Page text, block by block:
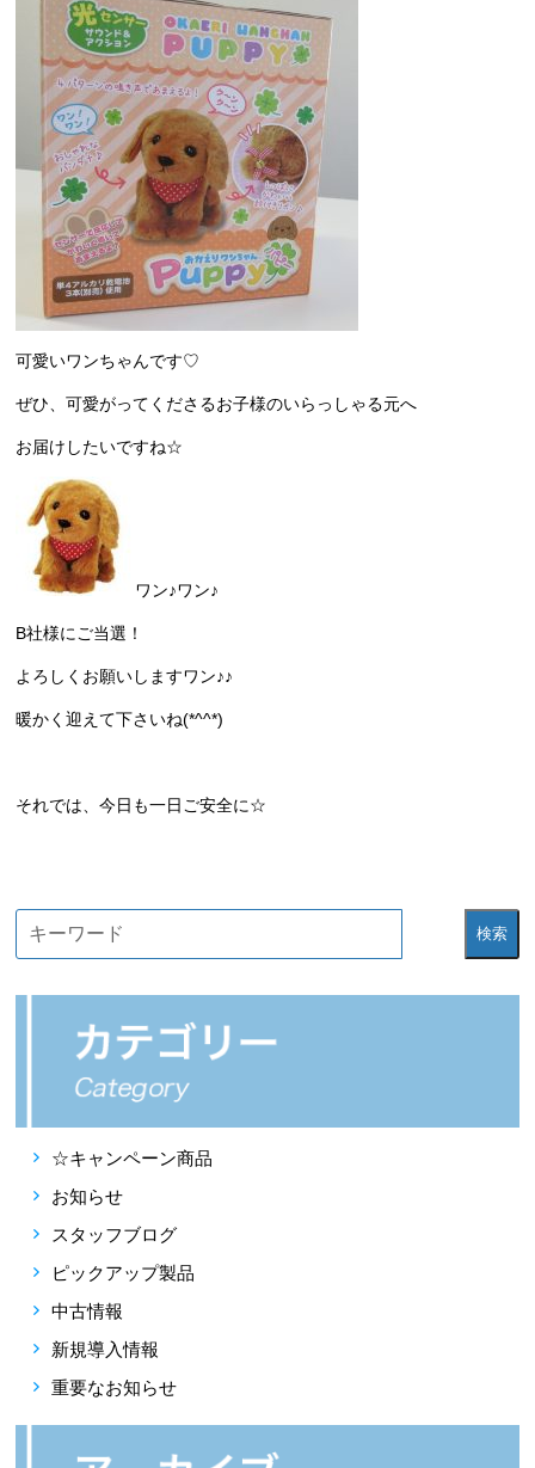
可愛いワンちゃんです♡
ぜひ、可愛がってくださるお子様のいらっしゃる元へ
お届けしたいですね☆
ワン♪ワン♪
B社様にご当選！
よろしくお願いしますワン♪♪
暖かく迎えて下さいね(*^^*)
それでは、今日も一日ご安全に☆
検索
☆キャンペーン商品
お知らせ
スタッフブログ
ピックアップ製品
中古情報
新規導入情報
重要なお知らせ